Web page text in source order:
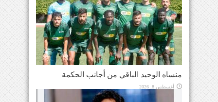
منساه الوحيد الباقي من أجانب الحكمة
أغسطس 8, 2026